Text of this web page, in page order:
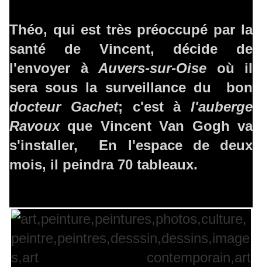
Théo, qui est très préoccupé par la
santé de Vincent, décide de
l'envoyer à Auvers-sur-Oise où il
sera sous la surveillance du bon
docteur Gachet; c'est à l'auberge
Ravouxque Vincent Van Gogh va
s'installer, En l'espace de deux
mois, il peindra 70 tableaux.